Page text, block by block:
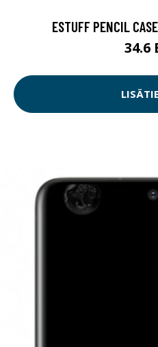
ESTUFF PENCIL
34.6